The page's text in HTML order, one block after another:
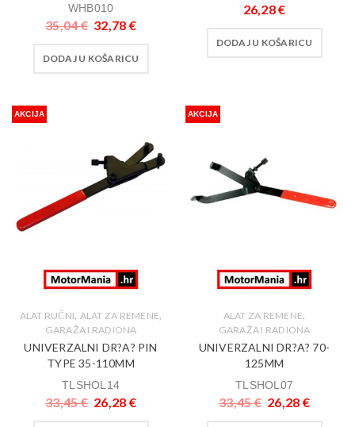
WHB010
35,04€ 32,78 €
DODAJ U KOŠARICU
26,28€
DODAJ U KOŠARICU
AKCIJA
ALAT RUČNI, ALAT ZA REMENE,
GARAŽA I RADIONA
UNIVERZALNI DR?A? PIN
TYPE 35-110MM
TLSHOL14
33,45€ 26,28 €
AKCIJA
ALAT ZA REMENE,
GARAŽA I RADIONA
UNIVERZALNI DR?A? 70-
125MM
TLSHOL07
33,45€ 26,28 €